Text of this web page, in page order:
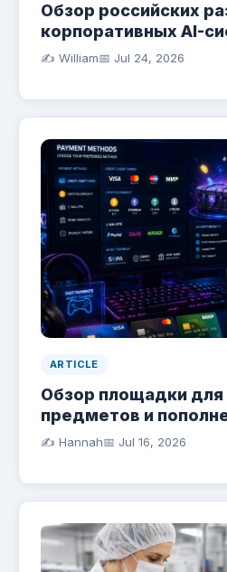
Обзор российских
корпоративных AI-
✍️ William📅 Jul 24, 2026
ARTICLE
Обзор площадки для
предметов и
✍️ Hannah📅 Jul 16, 2026